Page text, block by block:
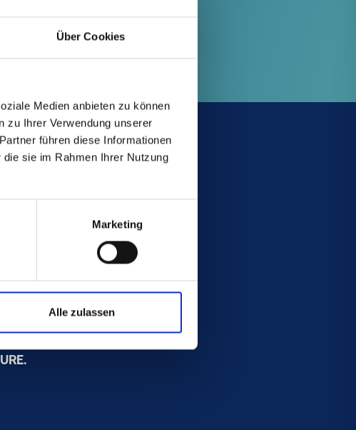
Über Cookies
Medien anbieten zu können
zu Ihrer Verwendung unserer
führen diese Informationen
sie im Rahmen Ihrer Nutzung
Marketing
Alle zulassen
USA LLC